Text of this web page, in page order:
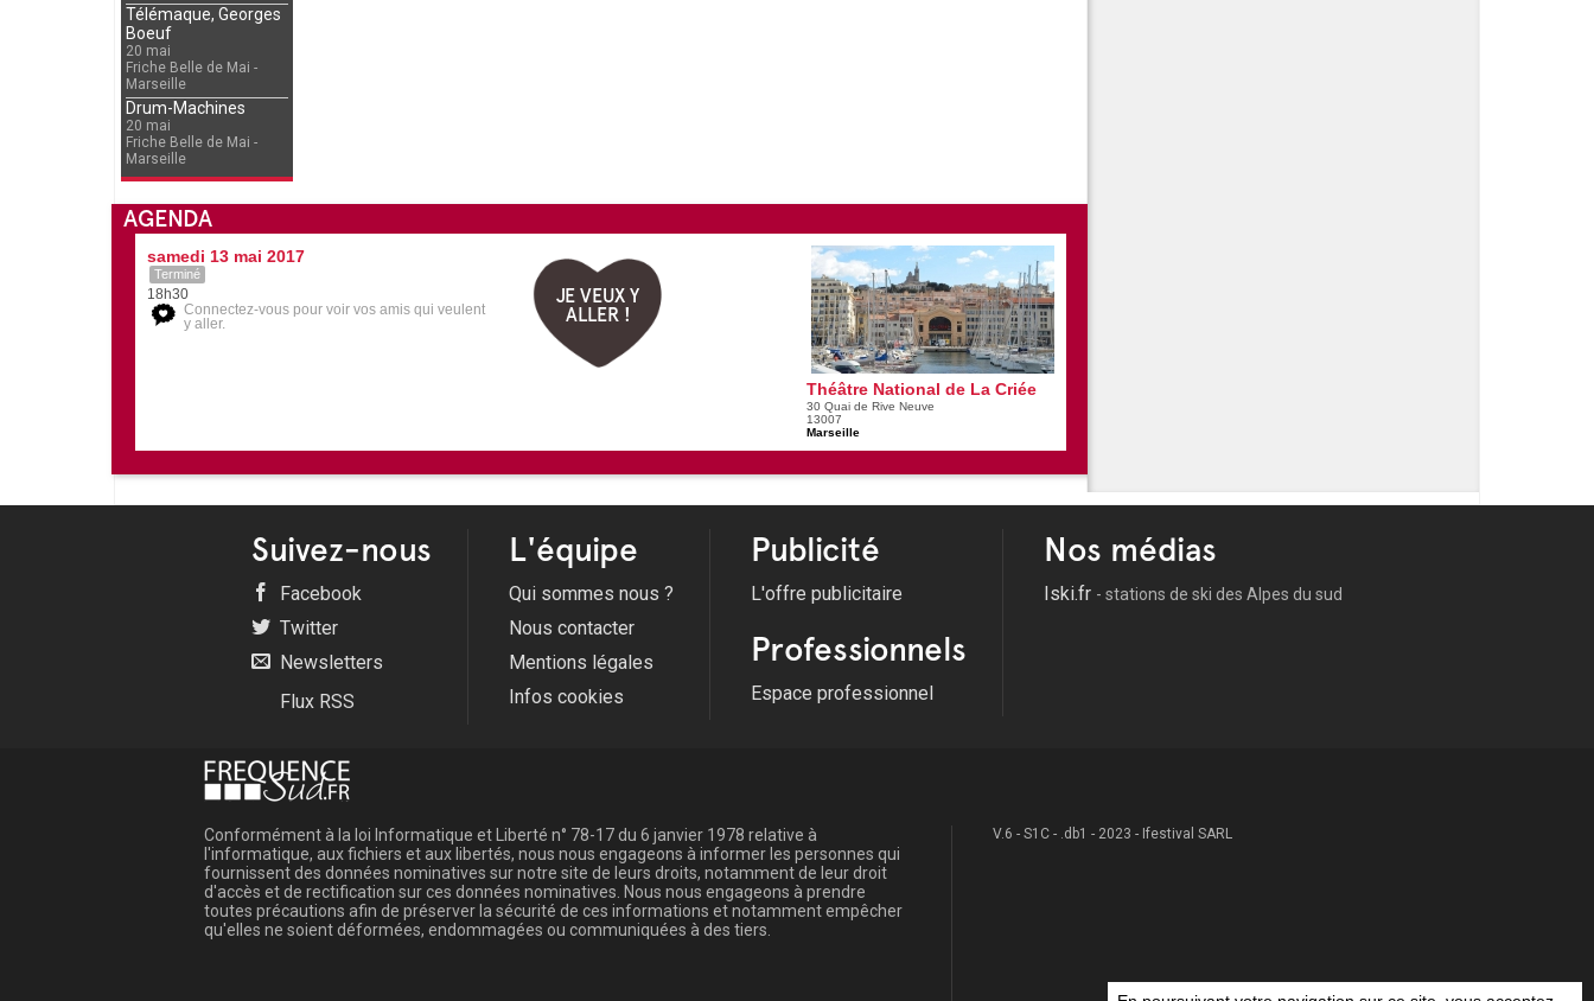
Télémaque, Georges
Boeuf
20 mai
Friche Belle de Mai -
Marseille
Drum-Machines
20 mai
Friche Belle de Mai -
Marseille
AGENDA
samedi 13 mai 2017
Terminé
18h30
Connectez-vous pour voir vos amis qui veulent
y aller.
JE VEUX Y
ALLER !
Théâtre National de La Criée
30 Quai de Rive Neuve
13007
Marseille
Suivez-nous
Facebook
Twitter
Newsletters
Flux RSS
L'équipe
Qui sommes nous ?
Nous contacter
Mentions légales
Infos cookies
Publicité
L'offre publicitaire
Professionnels
Espace professionnel
Nos médias
Iski.fr - stations de ski des Alpes du sud
Conformément à la loi Informatique et Liberté n° 78-17 du 6 janvier 1978 relative à
l'informatique, aux fichiers et aux libertés, nous nous engageons à informer les personnes qui
fournissent des données nominatives sur notre site de leurs droits, notamment de leur droit
d'accès et de rectification sur ces données nominatives. Nous nous engageons à prendre
toutes précautions afin de préserver la sécurité de ces informations et notamment empêcher
qu'elles ne soient déformées, endommagées ou communiquées à des tiers.
V.6 - S1C - .db1 - 2023 - Ifestival SARL